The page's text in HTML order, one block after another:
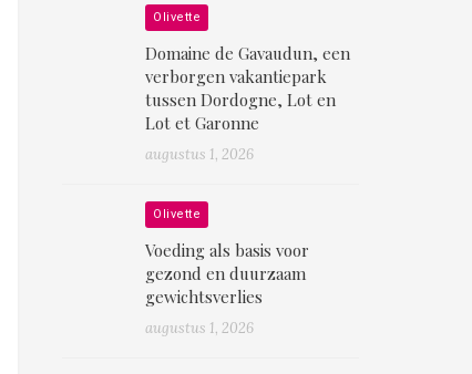
Olivette
Domaine de Gavaudun, een
verborgen vakantiepark
tussen Dordogne, Lot en
Lot et Garonne
augustus 1, 2026
Olivette
Voeding als basis voor
gezond en duurzaam
gewichtsverlies
augustus 1, 2026